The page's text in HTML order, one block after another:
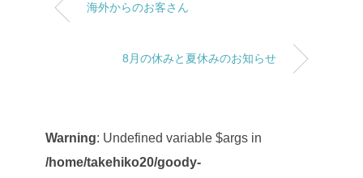
海外からのお客さん
8月の休みと夏休みのお知らせ
Warning: Undefined variable $args in
/home/takehiko20/goody-